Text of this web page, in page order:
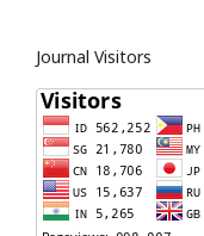
Journal Visitors